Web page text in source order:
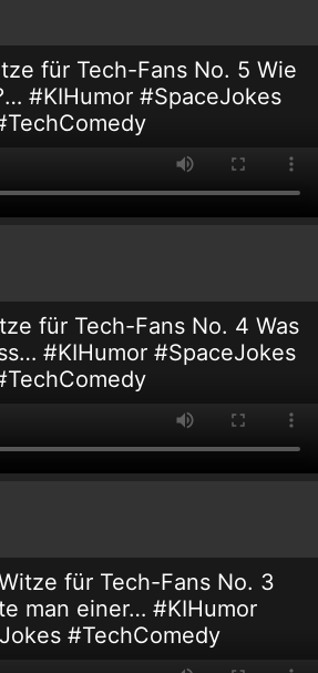
für Tech-Fans No. 5 Wie
#KIHumor #SpaceJokes
für Tech-Fans No. 4 Was
#KIHumor #SpaceJokes
für Tech-Fans No. 3
man einer… #KIHumor
#TechComedy